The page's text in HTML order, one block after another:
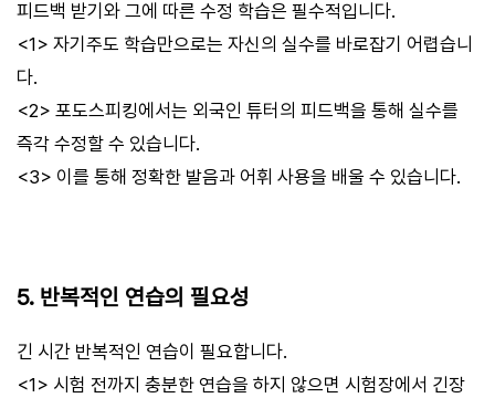
피드백 받기와 그에 따른 수정 학습은 필수적입니다.
<1> 자기주도 학습만으로는 자신의 실수를 바로잡기 어렵습니
다.
<2> 포도스피킹에서는 외국인 튜터의 피드백을 통해 실수를
즉각 수정할 수 있습니다.
<3> 이를 통해 정확한 발음과 어휘 사용을 배울 수 있습니다.
5. 반복적인 연습의 필요성
긴 시간 반복적인 연습이 필요합니다.
<1> 시험 전까지 충분한 연습을 하지 않으면 시험장에서 긴장